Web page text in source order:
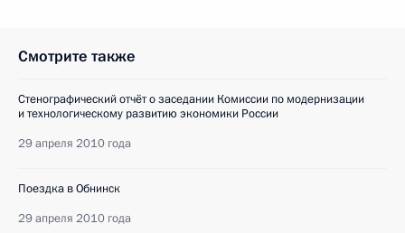
Смотрите также
Стенографический отчёт о заседании Комиссии по модернизации
и технологическому развитию экономики России
29 апреля 2010 года
Поездка в Обнинск
29 апреля 2010 года